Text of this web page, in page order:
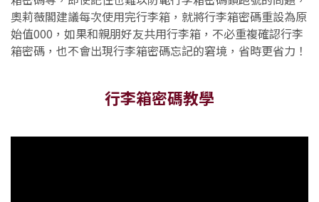
奧莉薇閣建議每次使用完行李箱，就將行李箱密碼重設為原
始值000，如果和親朋好友共用行李箱，不必重複確認行李
箱密碼，也不會出現行李箱密碼忘記的窘境，省時更省力！
行李箱密碼教學